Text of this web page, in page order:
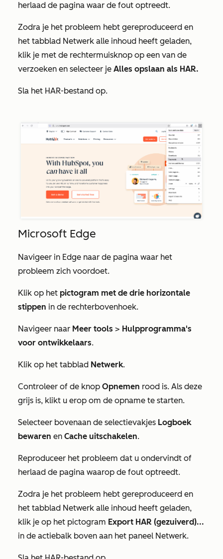
herlaad de pagina waar de fout optreedt.
Zodra je het probleem hebt gereproduceerd en
het tabblad Netwerk alle inhoud heeft geladen,
klik je met de rechtermuisknop op een van de
verzoeken en selecteer je Alles opslaan als HAR.
Sla het HAR-bestand op.
Microsoft Edge
Navigeer in Edge naar de pagina waar het
probleem zich voordoet.
Klik op het pictogram met de drie horizontale
stippen in de rechterbovenhoek.
Navigeer naar Meer tools > Hulpprogramma's
voor ontwikkelaars.
Klik op het tabblad Netwerk.
Controleer of de knop Opnemen rood is. Als deze
grijs is, klikt u erop om de opname te starten.
Selecteer bovenaan de selectievakjes Logboek
bewaren en Cache uitschakelen.
Reproduceer het probleem dat u ondervindt of
herlaad de pagina waarop de fout optreedt.
Zodra je het probleem hebt gereproduceerd en
het tabblad Netwerk alle inhoud heeft geladen,
klik je op het pictogram Export HAR (gezuiverd)...
in de actiebalk boven aan het paneel Netwerk.